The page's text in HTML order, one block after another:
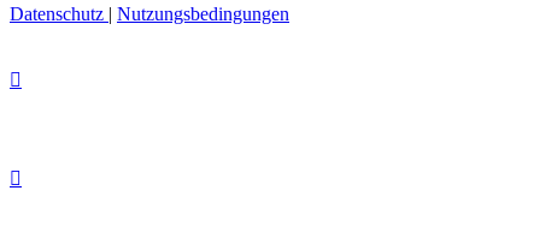
Datenschutz | Nutzungsbedingungen